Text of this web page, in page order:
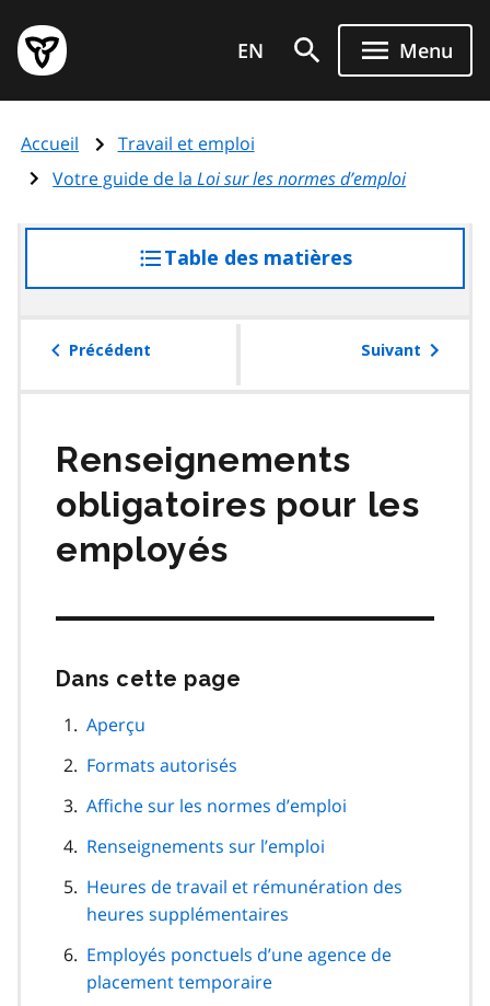
au
contenu
principal
Page
d'accueil
de
l'Ontario
EN Menu
Accueil
Travail et emploi
Votre guide de laLoi sur les normes d’emploi
Table des matières
à
table
Précédent Suivant
Renseignements
obligatoires pour les
employés
Dans cette page
Aperçu
Formats autorisés
Affiche sur les normes d’emploi
Renseignements sur l’emploi
Heures de travail et rémunération des
heures supplémentaires
Employés ponctuels d’une agence de
placement temporaire